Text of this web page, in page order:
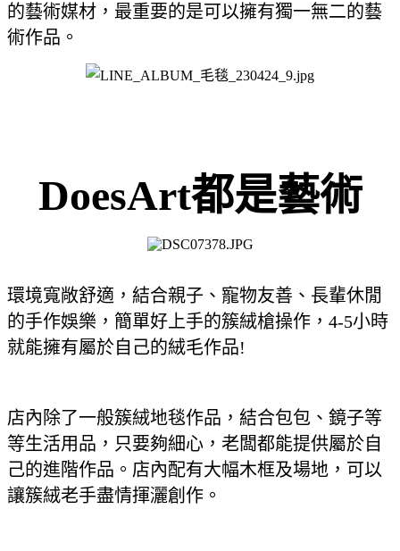
的藝術媒材，最重要的是可以擁有獨一無二的藝
術作品。
DoesArt都是藝術
環境寬敞舒適，結合親子、寵物友善、長輩休閒
的手作娛樂，簡單好上手的簇絨槍操作，4-5小時
就能擁有屬於自己的絨毛作品!
店內除了一般簇絨地毯作品，結合包包、鏡子等
等生活用品，只要夠細心，老闆都能提供屬於自
己的進階作品。店內配有大幅木框及場地，可以
讓簇絨老手盡情揮灑創作。